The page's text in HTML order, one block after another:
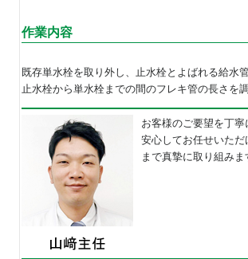
作業内容
既存単水栓を取り外し、止水栓とよばれる給水
止水栓から単水栓までの間のフレキ管の長さを
お客様のご要望を丁
安心してお任せいた
まで真摯に取り組み